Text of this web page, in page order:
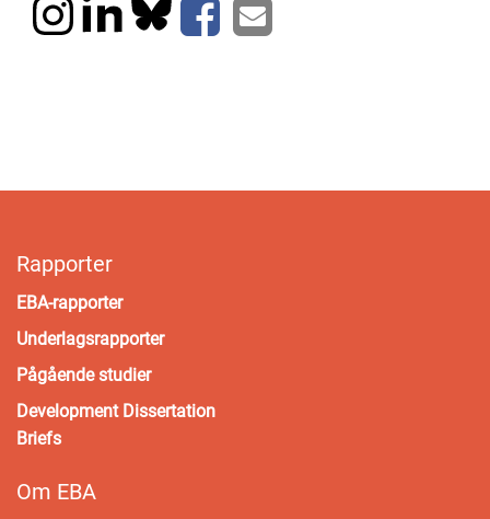
Rapporter
EBA-rapporter
Underlagsrapporter
Pågående studier
Development Dissertation
Briefs
Om EBA